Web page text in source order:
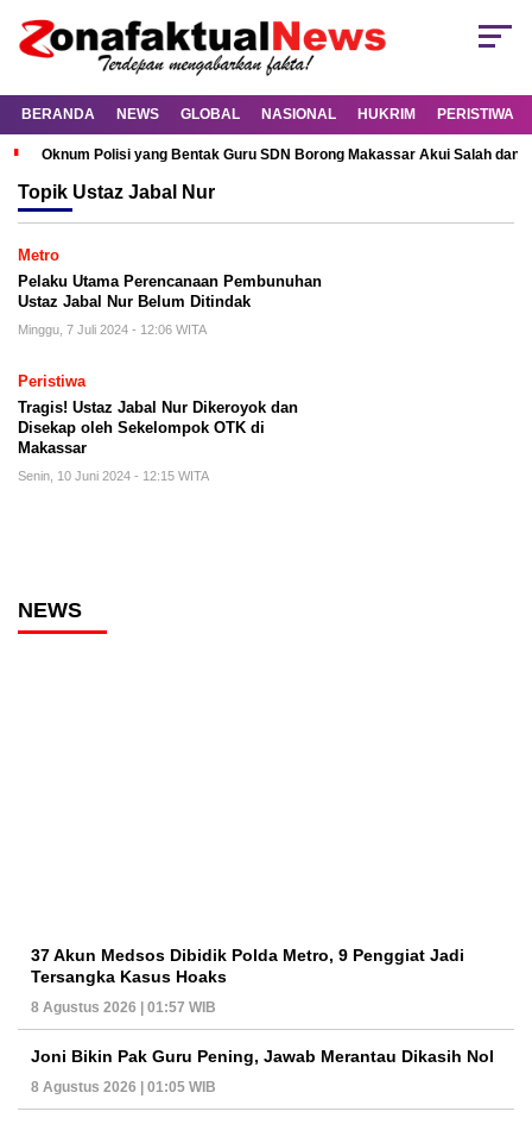
BERANDA NEWS GLOBAL NASIONAL HUKRIM PERISTIWA
Oknum Polisi yang Bentak Guru SDN Borong Makassar Akui Salah dan
Topik Ustaz Jabal Nur
Metro
Pelaku Utama Perencanaan Pembunuhan
Ustaz Jabal Nur Belum Ditindak
Minggu, 7 Juli 2024 - 12:06 WITA
Peristiwa
Tragis! Ustaz Jabal Nur Dikeroyok dan
Disekap oleh Sekelompok OTK di
Makassar
Senin, 10 Juni 2024 - 12:15 WITA
NEWS
37 Akun Medsos Dibidik Polda Metro, 9 Penggiat Jadi
Tersangka Kasus Hoaks
8 Agustus 2026 | 01:57 WIB
Joni Bikin Pak Guru Pening, Jawab Merantau Dikasih Nol
8 Agustus 2026 | 01:05 WIB